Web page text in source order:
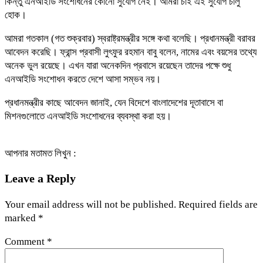
হোক।
আমরা গতকাল (গত শুক্রবার) স্বরাষ্ট্রমন্ত্রীর সঙ্গে কথা বলেছি। প্রধানমন্ত্রী বরাবর
আবেদন করেছি। ফ্রান্স প্রবাসী লুৎফুর রহমান বাবু বলেন, নামের এবং বয়সের তথ্যে
অনেক ভুল রয়েছে। এখন যারা অনেকদিন প্রবাসে রয়েছেন তাদের পক্ষে শুধু
এনআইডি সংশোধন করতে দেশে আসা সম্ভব নয়।
প্রধানমন্ত্রীর কাছে আবেদন জানাই, যেন বিদেশে বাংলাদেশের দূতাবাসে বা
মিশনগুলোতে এনআইডি সংশোধনের ব্যবস্থা করা হয়।
আপনার মতামত লিখুন :
Leave a Reply
Your email address will not be published. Required fields are
marked *
Comment *